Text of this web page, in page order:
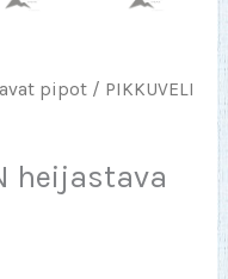
pipot / PIKKUVELI
heijastava